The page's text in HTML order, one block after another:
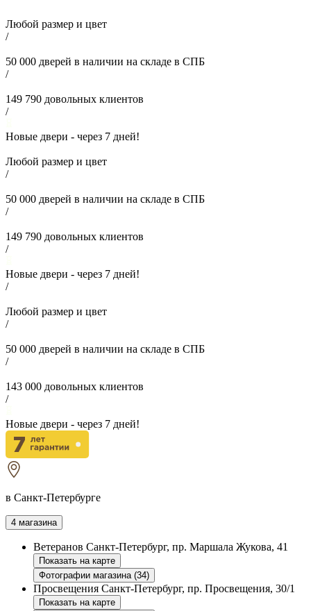
Любой размер и цвет
/
50 000 дверей в наличии на складе в СПБ
/
149 790 довольных клиентов
/
Новые двери - через 7 дней!
Любой размер и цвет
/
50 000 дверей в наличии на складе в СПБ
/
149 790 довольных клиентов
/
Новые двери - через 7 дней!
/
Любой размер и цвет
/
50 000 дверей в наличии на складе в СПБ
/
143 000 довольных клиентов
/
Новые двери - через 7 дней!
в Санкт-Петербурге
4 магазина
Ветеранов Санкт-Петербург, пр. Маршала Жукова, 41
Показать на карте
Фотографии магазина (34)
Просвещения Санкт-Петербург, пр. Просвещения, 30/1
Показать на карте